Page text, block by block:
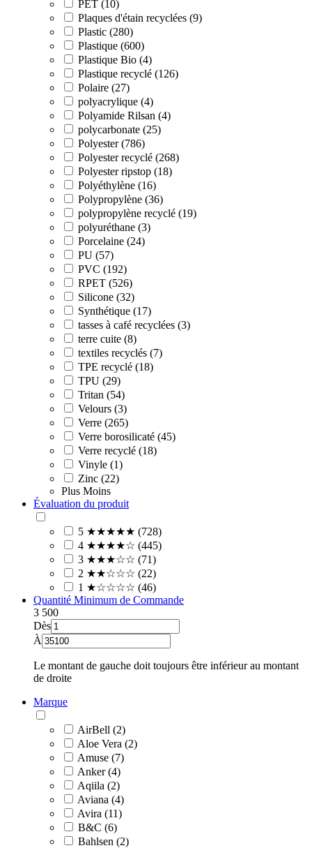
PET (10)
Plaques d'étain recyclées (9)
Plastic (280)
Plastique (600)
Plastique Bio (4)
Plastique recyclé (126)
Polaire (27)
polyacrylique (4)
Polyamide Rilsan (4)
polycarbonate (25)
Polyester (786)
Polyester recyclé (268)
Polyester ripstop (18)
Polyéthylène (16)
Polypropylène (36)
polypropylène recyclé (19)
polyuréthane (3)
Porcelaine (24)
PU (57)
PVC (192)
RPET (526)
Silicone (32)
Synthétique (17)
tasses à café recyclées (3)
terre cuite (8)
textiles recyclés (7)
TPE recyclé (18)
TPU (29)
Tritan (54)
Velours (3)
Verre (265)
Verre borosilicaté (45)
Verre recyclé (18)
Vinyle (1)
Zinc (22)
Plus Moins
Évaluation du produit
5 ★★★★★ (728)
4 ★★★★☆ (445)
3 ★★★☆☆ (71)
2 ★★☆☆☆ (22)
1 ★☆☆☆☆ (46)
Quantité Minimum de Commande
3 500
Dès
À
Le montant de gauche doit toujours être inférieur au montant
de droite
Marque
AirBell (2)
Aloe Vera (2)
Amuse (7)
Anker (4)
Aqiila (2)
Aviana (4)
Avira (11)
B&C (6)
Bahlsen (2)